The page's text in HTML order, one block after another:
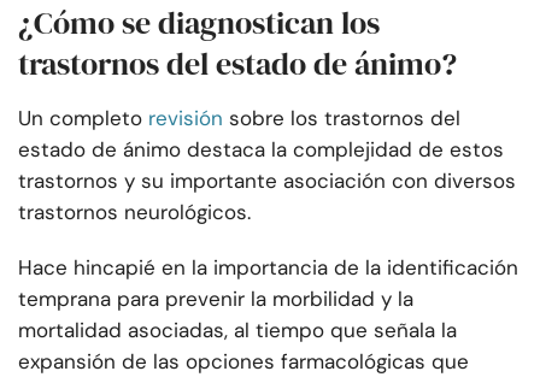
¿Cómo se diagnostican los
trastornos del estado de ánimo?
Un completo revisión sobre los trastornos del
estado de ánimo destaca la complejidad de estos
trastornos y su importante asociación con diversos
trastornos neurológicos.
Hace hincapié en la importancia de la identificación
temprana para prevenir la morbilidad y la
mortalidad asociadas, al tiempo que señala la
expansión de las opciones farmacológicas que